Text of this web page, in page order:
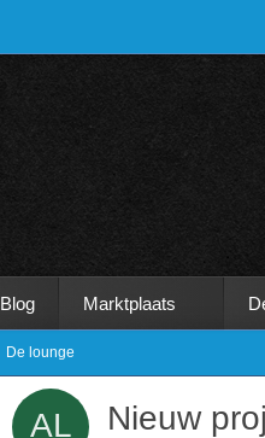
Blog Marktplaats
De lounge
Nieuw